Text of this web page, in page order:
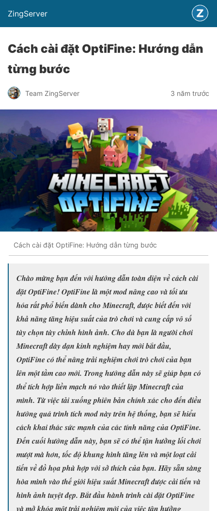
ZingServer
Cách cài đặt OptiFine: Hướng dẫn
từng bước
Team ZingServer 3 năm trước
Cách cài đặt OptiFine: Hướng dẫn từng bước
Chào mừng bạn đến với hướng dẫn toàn diện về cách cài
đặt OptiFine! OptiFine là một mod nâng cao và tối ưu
hóa rất phổ biến dành cho Minecraft, được biết đến với
khả năng tăng hiệu suất của trò chơi và cung cấp vô số
tùy chọn tùy chỉnh hình ảnh. Cho dù bạn là người chơi
Minecraft dày dạn kinh nghiệm hay mới bắt đầu,
OptiFine có thể nâng trải nghiệm chơi trò chơi của bạn
lên một tầm cao mới. Trong hướng dẫn này sẽ giúp bạn có
thể tích hợp liền mạch nó vào thiết lập Minecraft của
mình. Từ việc tải xuống phiên bản chính xác cho đến điều
hướng quá trình tích mod này trên hệ thống, bạn sẽ hiểu
cách khai thác sức mạnh của các tính năng của OptiFine.
Đến cuối hướng dẫn này, bạn sẽ có thể tận hưởng lối chơi
mượt mà hơn, tốc độ khung hình tăng lên và một loạt cải
tiến về đồ họa phù hợp với sở thích của bạn. Hãy sẵn sàng
hòa mình vào thế giới hiệu suất Minecraft được cải tiến và
hình ảnh tuyệt đẹp. Bắt đầu hành trình cài đặt OptiFine
và mở khóa một trải nghiệm mới của việc tận hưởng